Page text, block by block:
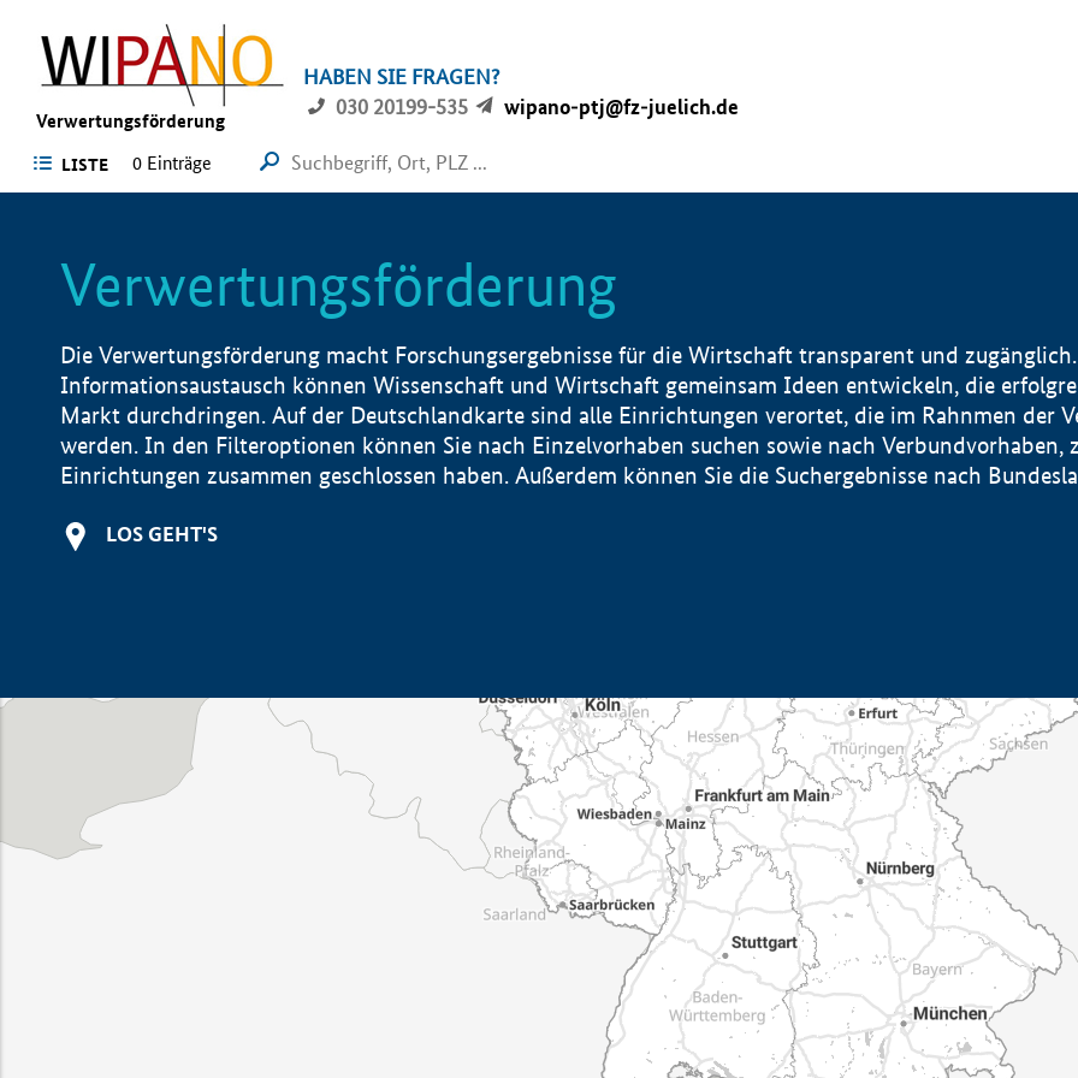
Verwertungsförderung
HABEN SIE FRAGEN?
030 20199-535
wipano-ptj@fz-juelich.de
LISTE 0 Einträge
Verwertungsförderung
Die Verwertungsförderung macht Forschungsergebnisse für die Wirtschaft transparent und
Informationsaustausch können Wissenschaft und Wirtschaft gemeinsam Ideen entwickeln, die
Markt durchdringen. Auf der Deutschlandkarte sind alle Einrichtungen verortet, die im Rahnmen der
werden. In den Filteroptionen können Sie nach Einzelvorhaben suchen sowie nach Verbundvorhaben,
Einrichtungen zusammen geschlossen haben. Außerdem können Sie die Suchergebnisse nach
LOS GEHT'S